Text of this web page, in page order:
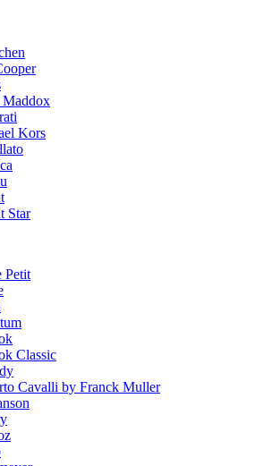
Kors
Star
Petit
Classic
Cavalli by Franck Muller